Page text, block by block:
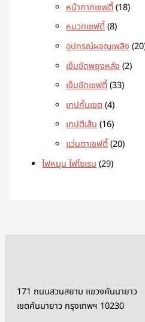
หน้ากากเซฟตี้ 18
หมวกเซฟตี้ 8
อุปกรณ์ผจญเพลิง 20
เข็มขัดพยุงหลัง 2
เข็มขัดเซฟตี้ 33
เทปกั้นเขต 4
เทปตีเส้น 16
แว่นตาเซฟตี้ 20
ไฟหมุน ไฟไซเรน 29
171 ถนนสวนสยาม แขวงคันนายาว
เขตคันนายาว กรุงเทพฯ 10230